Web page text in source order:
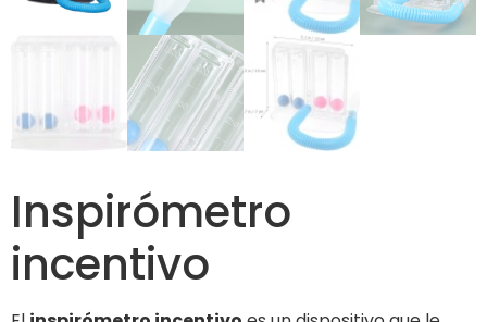
Inspirómetro
incentivo